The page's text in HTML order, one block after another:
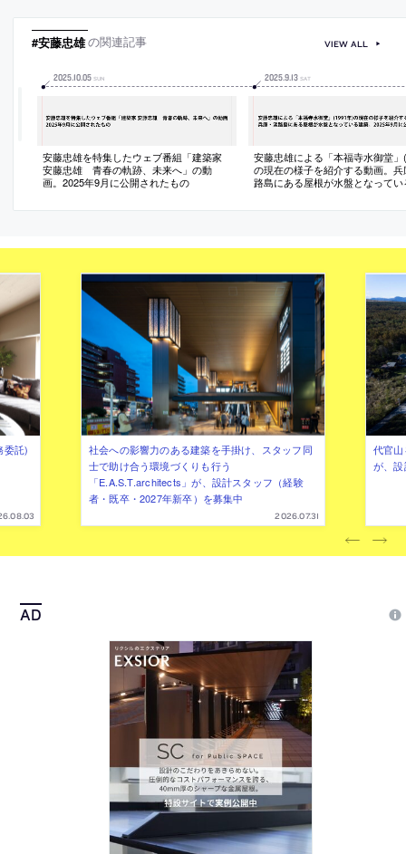
#安藤忠雄の関連記事
2025.10.05 SUN
安藤忠雄を特集したウェブ番組「建築家
安藤忠雄 青春の軌跡、未来へ」の動
画。2025年9月に公開されたもの
2025.9.13 SAT
安藤忠雄による「本福寺水御堂
の現在の様子を紹介する動画。兵
路島にある屋根が水盤となってい
VIEW ALL
委託)
社会への影響力のある建築を手掛け、スタッフ同
士で助け合う環境づくりも行う
「E.A.S.T.architects」が、設計スタッフ（経験
者・既卒・2027年新卒）を募集中
2026.07.31
代官
が、